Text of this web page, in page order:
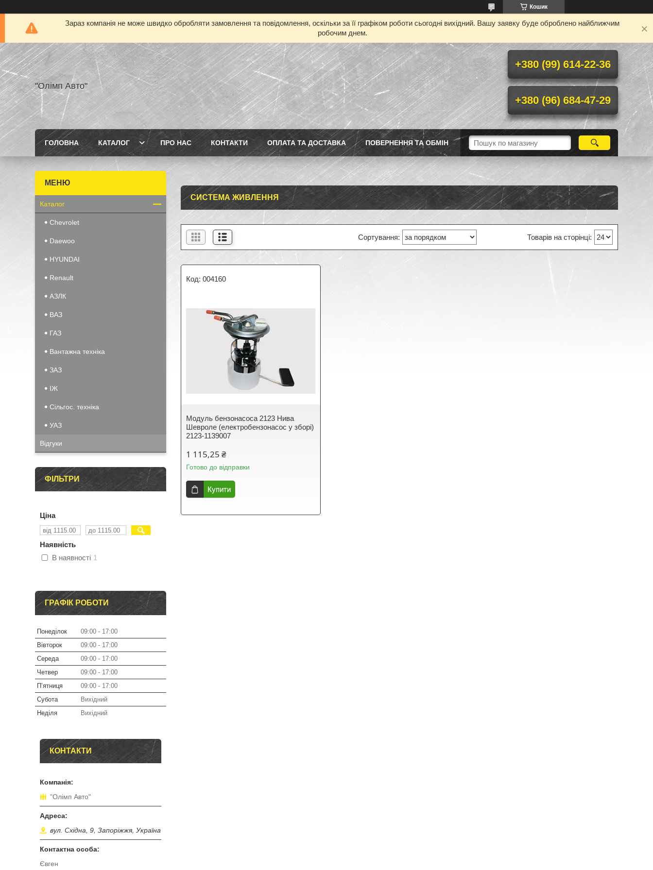
Кошик
Зараз компанія не може швидко обробляти замовлення та повідомлення, оскільки за її графіком роботи сьогодні вихідний. Вашу заявку буде оброблено найближчим
робочим днем.
"Олімп Авто"
+380 (99) 614-22-36
+380 (96) 684-47-29
ГОЛОВНА КАТАЛОГ ПРО НАС КОНТАКТИ ОПЛАТА ТА ДОСТАВКА ПОВЕРНЕННЯ ТА ОБМІН
СИСТЕМА ЖИВЛЕННЯ
004160
Модуль бензонасоса 2123 Нива
Шевроле (електробензонасос у зборі)
2123-1139007
1 115,25 ₴
Готово до відправки
Купити
Каталог
Chevrolet
Daewoo
HYUNDAI
Renault
АЗЛК
ВАЗ
ГАЗ
Вантажна техніка
ЗАЗ
IЖ
Сільгос. техніка
УАЗ
Відгуки
ФІЛЬТРИ
Ціна
Наявність
В наявності 1
ГРАФІК РОБОТИ
Понеділок 09:00
17:00
Вівторок
09:00
17:00
Середа
09:00
17:00
Четвер
09:00
17:00
Пʼятниця
09:00
17:00
Субота
Вихідний
Неділя
Вихідний
КОНТАКТИ
"Олімп Авто"
вул. Східна, 9, Запоріжжя, Україна
Євген